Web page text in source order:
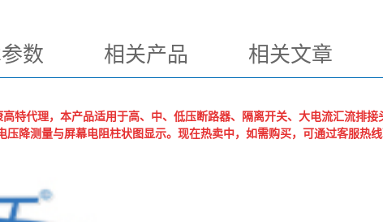
数 相关产品 相关文章
高特代理，本产品适用于高、中、低压断路器、隔离开关、大电流汇流排
降测量与屏幕电阻柱状图显示。现在热卖中，如需购买，可通过客服热